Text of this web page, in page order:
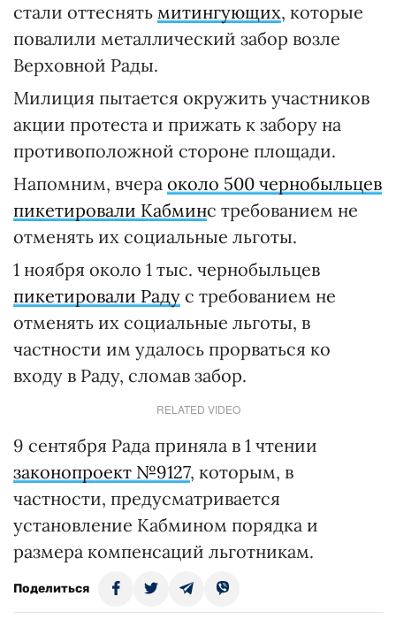
стали оттеснять митингующих, которые
повалили металлический забор возле
Верховной Рады.
Милиция пытается окружить участников
акции протеста и прижать к забору на
противоположной стороне площади.
Напомним, вчера около 500 чернобыльцев
пикетировали Кабминс требованием не
отменять их социальные льготы.
1 ноября около 1 тыс. чернобыльцев
пикетировали Раду с требованием не
отменять их социальные льготы, в
частности им удалось прорваться ко
входу в Раду, сломав забор.
RELATED VIDEO
9 сентября Рада приняла в 1 чтении
законопроект №9127, которым, в
частности, предусматривается
установление Кабмином порядка и
размера компенсаций льготникам.
Поделиться